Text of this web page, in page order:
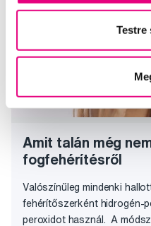
Testre
Amit talán még
fogfehérítésről
Valószínűleg mindenki
fehérítőszerként hidrogén-
peroxidot használ. A